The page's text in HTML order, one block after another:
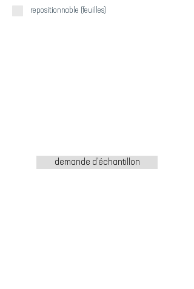
repositionnable (feuilles)
demande d'échantillon